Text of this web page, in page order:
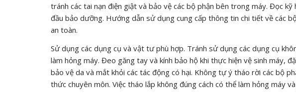
tránh các tai nạn điện giật và bảo vệ các bộ phận bên trong máy. Đọc
đầu bảo dưỡng. Hướng dẫn sử dụng cung cấp thông tin chi tiết về các
an toàn.
Sử dụng các dụng cụ và vật tư phù hợp. Tránh sử dụng các dụng cụ
làm hỏng máy. Đeo găng tay và kính bảo hộ khi thực hiện vệ sinh máy,
bảo vệ da và mắt khỏi các tác động có hại. Không tự ý tháo rời các bộ
thức chuyên môn. Việc tháo lắp không đúng cách có thể làm hỏng máy